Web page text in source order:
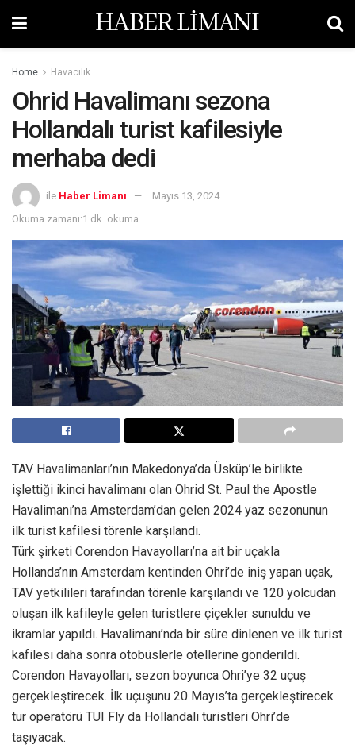
HABER LİMANI
Home Havacılık
Ohrid Havalimanı sezona
Hollandalı turist kafilesiyle
merhaba dedi
ile Haber Limanı
Mayıs 13, 2024
Okuma zamanı:1 dk. okuma
TAV Havalimanları’nın Makedonya’da Üsküp’le birlikte
işlettiği ikinci havalimanı olan Ohrid St. Paul the Apostle
Havalimanı’na Amsterdam’dan gelen 2024 yaz sezonunun
ilk turist kafilesi törenle karşılandı.
Türk şirketi Corendon Havayolları’na ait bir uçakla
Hollanda’nın Amsterdam kentinden Ohri’de iniş yapan uçak,
TAV yetkilileri tarafından törenle karşılandı ve 120 yolcudan
oluşan ilk kafileyle gelen turistlere çiçekler sunuldu ve
ikramlar yapıldı. Havalimanı’nda bir süre dinlenen ve ilk turist
kafilesi daha sonra otobüslerle otellerine gönderildi.
Corendon Havayolları, sezon boyunca Ohri’ye 32 uçuş
gerçekleştirecek. İlk uçuşunu 20 Mayıs’ta gerçekleştirecek
tur operatörü TUI Fly da Hollandalı turistleri Ohri’de
taşıyacak.